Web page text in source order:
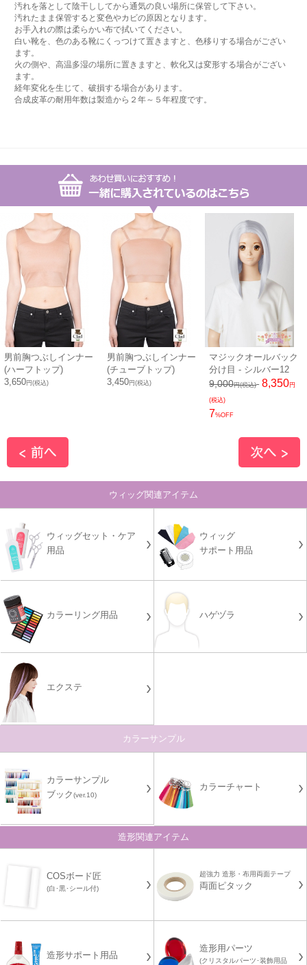
汚れを落として陰干ししてから通気の良い場所に保管して下さい。
汚れたまま保管すると変色やカビの原因となります。
お手入れの際は柔らかい布で拭いてください。
白い靴を、色のある靴にくっつけて置きますと、色移りする場合がござい
ます。
火の側や、高温多湿の場所に置きますと、軟化又は変形する場合がござい
ます。
経年変化を生じて、破損する場合があります。
合成皮革の耐用年数は製造から２年～５年程度です。
男前胸つぶしインナー
(ハーフトップ)
3,650円(税込)
男前胸つぶしインナー
(チューブトップ)
3,450円(税込)
マジックオールバック
分け目 - シルバー12
9,000円(税込) 8,350円
(税込)
7%OFF
ウィッグ関連アイテム
ウィッグセット・ケア
用品
ウィッグ
サポート用品
カラーリング用品 ハゲヅラ
エクステ
カラーサンプル
カラーサンプル
ブック(ver.10)
カラーチャート
造形関連アイテム
COSボード匠
(白･黒･シール付)
超強力 造形・布用両面テープ
両面ピタック
造形サポート用品
造形用パーツ
(クリスタルパーツ･装飾用品